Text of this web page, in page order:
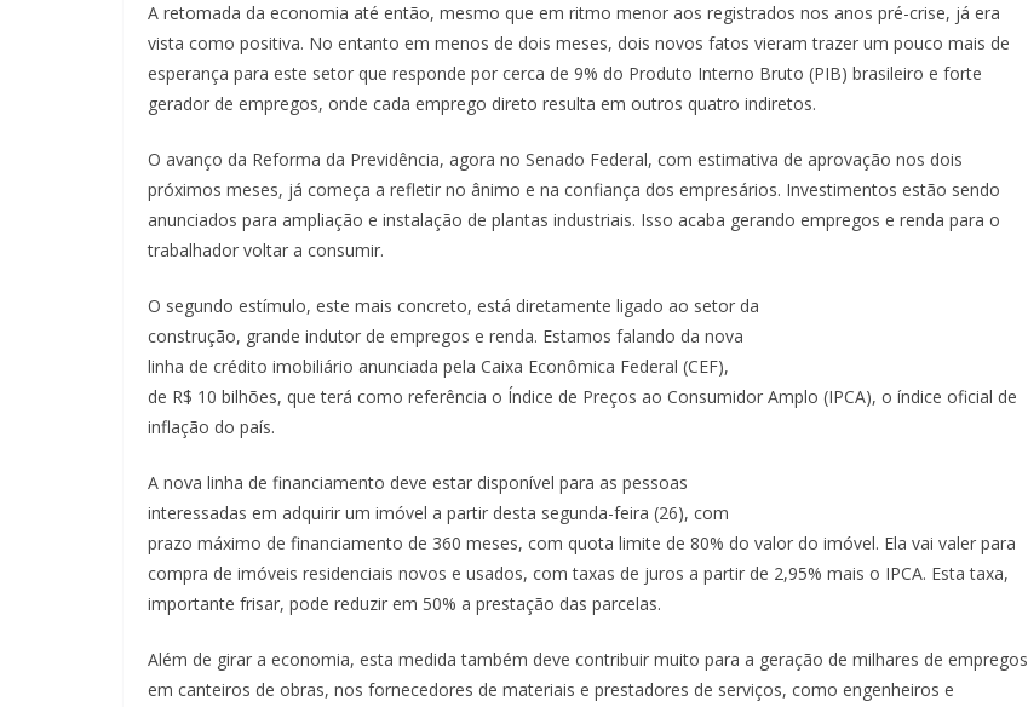
A retomada da economia até então, mesmo que em ritmo menor aos registrados nos anos pré-crise, já era
vista como positiva. No entanto em menos de dois meses, dois novos fatos vieram trazer um pouco mais de
esperança para este setor que responde por cerca de 9% do Produto Interno Bruto (PIB) brasileiro e forte
gerador de empregos, onde cada emprego direto resulta em outros quatro indiretos.
O avanço da Reforma da Previdência, agora no Senado Federal, com estimativa de aprovação nos dois
próximos meses, já começa a refletir no ânimo e na confiança dos empresários. Investimentos estão sendo
anunciados para ampliação e instalação de plantas industriais. Isso acaba gerando empregos e renda para o
trabalhador voltar a consumir.
O segundo estímulo, este mais concreto, está diretamente ligado ao setor da
construção, grande indutor de empregos e renda. Estamos falando da nova
linha de crédito imobiliário anunciada pela Caixa Econômica Federal (CEF),
de R$ 10 bilhões, que terá como referência o Índice de Preços ao Consumidor Amplo (IPCA), o índice oficial de
inflação do país.
A nova linha de financiamento deve estar disponível para as pessoas
interessadas em adquirir um imóvel a partir desta segunda-feira (26), com
prazo máximo de financiamento de 360 meses, com quota limite de 80% do valor do imóvel. Ela vai valer para
compra de imóveis residenciais novos e usados, com taxas de juros a partir de 2,95% mais o IPCA. Esta taxa,
importante frisar, pode reduzir em 50% a prestação das parcelas.
Além de girar a economia, esta medida também deve contribuir muito para a geração de milhares de empregos
em canteiros de obras, nos fornecedores de materiais e prestadores de serviços, como engenheiros e